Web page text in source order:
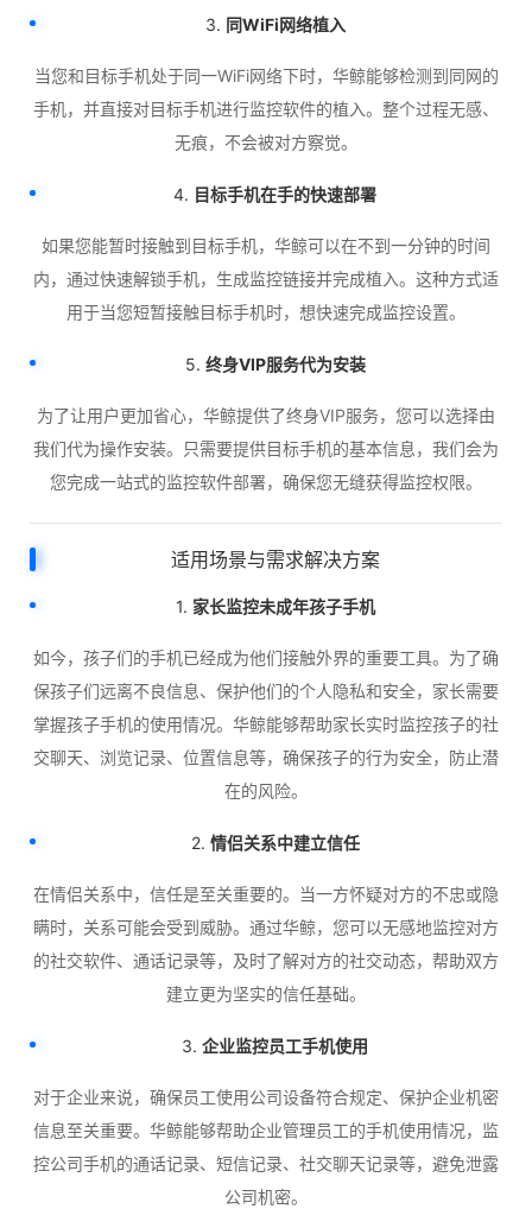
3. 同WiFi网络植入
当您和目标手机处于同一WiFi网络下时，华鲸能够检测到同网的
手机，并直接对目标手机进行监控软件的植入。整个过程无感、
无痕，不会被对方察觉。
4. 目标手机在手的快速部署
如果您能暂时接触到目标手机，华鲸可以在不到一分钟的时间
内，通过快速解锁手机，生成监控链接并完成植入。这种方式适
用于当您短暂接触目标手机时，想快速完成监控设置。
5. 终身VIP服务代为安装
为了让用户更加省心，华鲸提供了终身VIP服务，您可以选择由
我们代为操作安装。只需要提供目标手机的基本信息，我们会为
您完成一站式的监控软件部署，确保您无缝获得监控权限。
适用场景与需求解决方案
1. 家长监控未成年孩子手机
如今，孩子们的手机已经成为他们接触外界的重要工具。为了确
保孩子们远离不良信息、保护他们的个人隐私和安全，家长需要
掌握孩子手机的使用情况。华鲸能够帮助家长实时监控孩子的社
交聊天、浏览记录、位置信息等，确保孩子的行为安全，防止潜
在的风险。
2. 情侣关系中建立信任
在情侣关系中，信任是至关重要的。当一方怀疑对方的不忠或隐
瞒时，关系可能会受到威胁。通过华鲸，您可以无感地监控对方
的社交软件、通话记录等，及时了解对方的社交动态，帮助双方
建立更为坚实的信任基础。
3. 企业监控员工手机使用
对于企业来说，确保员工使用公司设备符合规定、保护企业机密
信息至关重要。华鲸能够帮助企业管理员工的手机使用情况，监
控公司手机的通话记录、短信记录、社交聊天记录等，避免泄露
公司机密。